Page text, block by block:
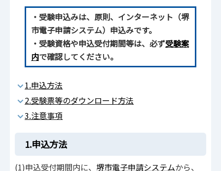
・受験申込みは、原則、インターネット（堺
市電子申請システム）申込みです。
・受験資格や申込受付期間等は、必ず受験案
内で確認してください。
1.申込方法
2.受験票等のダウンロード方法
3.注意事項
1.申込方法
(1)申込受付期間内に、 堺市電子申請システムから、